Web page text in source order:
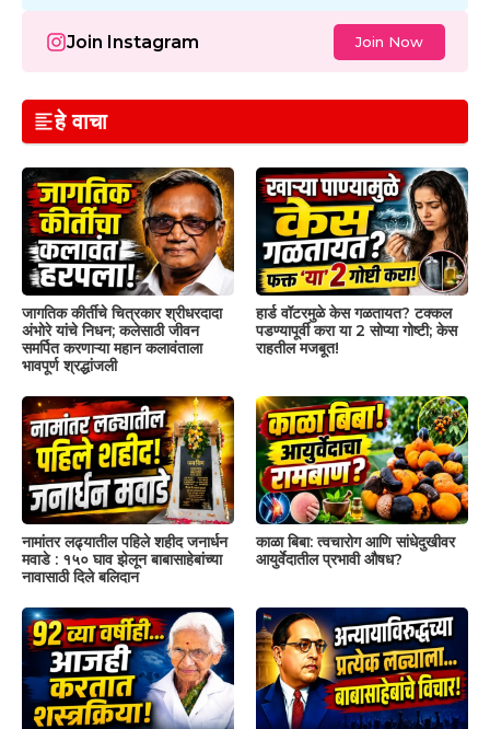
Join Instagram Join Now
हे वाचा
जागतिक कीर्तीचे चित्रकार श्रीधरदादा
अंभोरे यांचे निधन; कलेसाठी जीवन
समर्पित करणाऱ्या महान कलावंताला
भावपूर्ण श्रद्धांजली
हार्ड वॉटरमुळे केस गळतायत? टक्कल
पडण्यापूर्वी करा या 2 सोप्या गोष्टी; केस
राहतील मजबूत!
नामांतर लढ्यातील पहिले शहीद जनार्धन
मवाडे : १५० घाव झेलून बाबासाहेबांच्या
नावासाठी दिले बलिदान
काळा बिबा: त्वचारोग आणि सांधेदुखीवर
आयुर्वेदातील प्रभावी औषध?